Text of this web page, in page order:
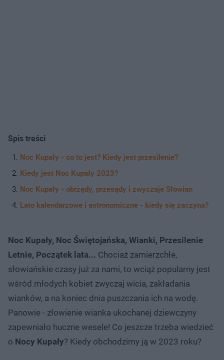
Spis treści
Noc Kupały - co to jest? Kiedy jest przesilenie?
Kiedy jest Noc Kupały 2023?
Noc Kupały - obrzędy, przesądy i zwyczaje Słowian
Lato kalendarzowe i astronomiczne - kiedy się zaczyna?
Noc Kupały, Noc Świętojańska, Wianki, Przesilenie
Letnie, Początek lata... Chociaż zamierzchłe,
słowiańskie czasy już za nami, to wciąż popularny jest
wśród młodych kobiet zwyczaj wicia, zakładania
wianków, a na koniec dnia puszczania ich na wodę.
Panowie - złowienie wianka ukochanej dziewczyny
zapewniało huczne wesele! Co jeszcze trzeba wiedzieć
o Nocy Kupały? Kiedy obchodzimy ją w 2023 roku?